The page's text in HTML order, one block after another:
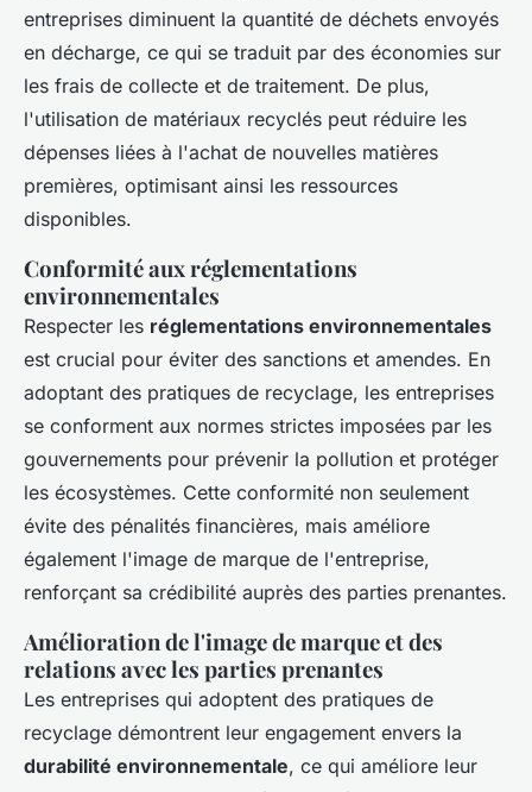
entreprises diminuent la quantité de déchets envoyés
en décharge, ce qui se traduit par des économies sur
les frais de collecte et de traitement. De plus,
l'utilisation de matériaux recyclés peut réduire les
dépenses liées à l'achat de nouvelles matières
premières, optimisant ainsi les ressources
disponibles.
Conformité aux réglementations
environnementales
Respecter les réglementations environnementales
est crucial pour éviter des sanctions et amendes. En
adoptant des pratiques de recyclage, les entreprises
se conforment aux normes strictes imposées par les
gouvernements pour prévenir la pollution et protéger
les écosystèmes. Cette conformité non seulement
évite des pénalités financières, mais améliore
également l'image de marque de l'entreprise,
renforçant sa crédibilité auprès des parties prenantes.
Amélioration de l'image de marque et des
relations avec les parties prenantes
Les entreprises qui adoptent des pratiques de
recyclage démontrent leur engagement envers la
durabilité environnementale, ce qui améliore leur